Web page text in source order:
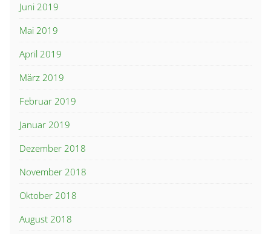
Juni 2019
Mai 2019
April 2019
März 2019
Februar 2019
Januar 2019
Dezember 2018
November 2018
Oktober 2018
August 2018